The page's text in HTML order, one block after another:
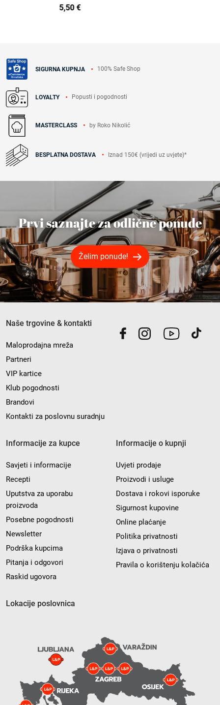
5,50 €
SIGURNA KUPNJA 100% Safe Shop
LOYALTY Popusti i pogodnosti
MASTERCLASS by Roko Nikolić
BESPLATNA DOSTAVA Iznad 150€ (vrijedi uz uvjete)*
Prvi saznajte za odlične ponude
Želim ponude!
Naše trgovine & kontakti
Maloprodajna mreža
Partneri
VIP kartice
Klub pogodnosti
Brandovi
Kontakti za poslovnu suradnju
Informacije za kupce
Savjeti i informacije
Recepti
Uputstva za uporabu
proizvoda
Posebne pogodnosti
Newsletter
Podrška kupcima
Pitanja i odgovori
Raskid ugovora
Informacije o kupnji
Uvjeti prodaje
Proizvodi i usluge
Dostava i rokovi isporuke
Sigurnost kupovine
Online plaćanje
Politika privatnosti
Izjava o privatnosti
Pravila o korištenju kolačića
Lokacije poslovnica